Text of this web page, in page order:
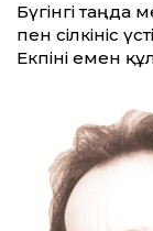
Бүгінгі таңда
пен сілкініс
Екпіні емен